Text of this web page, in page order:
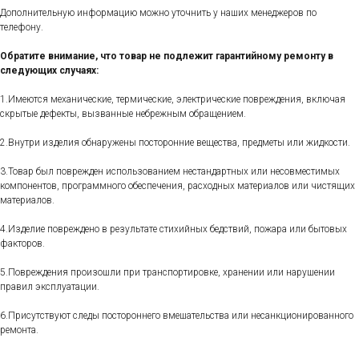
Дополнительную информацию можно уточнить у наших менеджеров по
телефону.
Обратите внимание, что товар не подлежит гарантийному ремонту в
следующих случаях:
1.Имеются механические, термические, электрические повреждения, включая
скрытые дефекты, вызванные небрежным обращением.
2.Внутри изделия обнаружены посторонние вещества, предметы или жидкости.
3.Товар был поврежден использованием нестандартных или несовместимых
компонентов, программного обеспечения, расходных материалов или чистящих
материалов.
4.Изделие повреждено в результате стихийных бедствий, пожара или бытовых
факторов.
5.Повреждения произошли при транспортировке, хранении или нарушении
правил эксплуатации.
6.Присутствуют следы постороннего вмешательства или несанкционированного
ремонта.